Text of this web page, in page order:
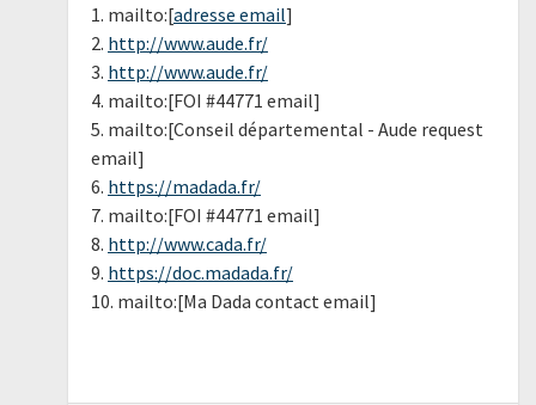
1. mailto:[adresse email]
2. http://www.aude.fr/
3. http://www.aude.fr/
4. mailto:[FOI #44771 email]
5. mailto:[Conseil départemental - Aude request
email]
6. https://madada.fr/
7. mailto:[FOI #44771 email]
8. http://www.cada.fr/
9. https://doc.madada.fr/
10. mailto:[Ma Dada contact email]